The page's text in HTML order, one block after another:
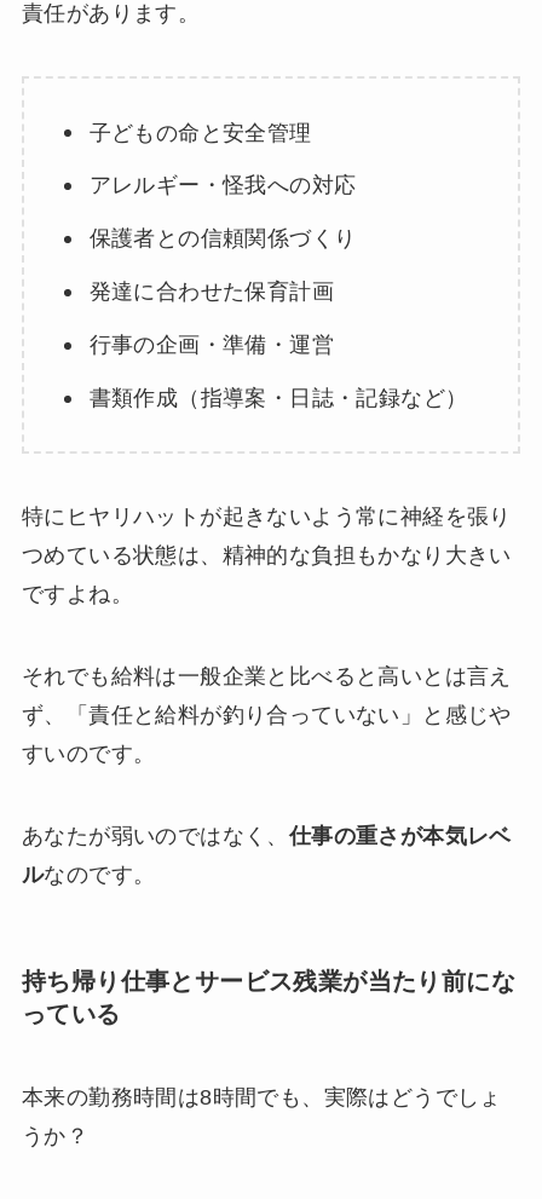
責任があります。
子どもの命と安全管理
アレルギー・怪我への対応
保護者との信頼関係づくり
発達に合わせた保育計画
行事の企画・準備・運営
書類作成（指導案・日誌・記録など）
特にヒヤリハットが起きないよう常に神経を張り
つめている状態は、精神的な負担もかなり大きい
ですよね。
それでも給料は一般企業と比べると高いとは言え
ず、「責任と給料が釣り合っていない」と感じや
すいのです。
あなたが弱いのではなく、 仕事の重さが本気レベ
ルなのです。
持ち帰り仕事とサービス残業が当たり前にな
っている
本来の勤務時間は8時間でも、実際はどうでしょ
うか？